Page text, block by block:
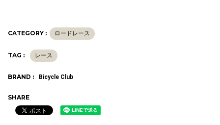
CATEGORY : ロードレース
TAG : レース
BRAND : Bicycle Club
SHARE